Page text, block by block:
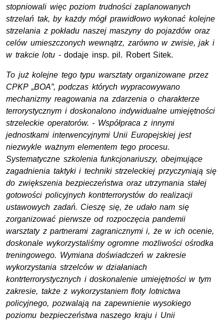
stopniowali więc poziom trudności zaplanowanych
strzelań tak, by każdy mógł prawidłowo wykonać kolejne
strzelania z pokładu naszej maszyny do pojazdów oraz
celów umieszczonych wewnątrz, zarówno w zwisie, jak i
w trakcie lotu - dodaje insp. pil. Robert Sitek.
To już kolejne tego typu warsztaty organizowane przez
CPKP „BOA”, podczas których wypracowywano
mechanizmy reagowania na zdarzenia o charakterze
terrorystycznym i doskonalono indywidualne umiejętności
strzeleckie operatorów. - Współpraca z innymi
jednostkami interwencyjnymi Unii Europejskiej jest
niezwykle ważnym elementem tego procesu.
Systematyczne szkolenia funkcjonariuszy, obejmujące
zagadnienia taktyki i techniki strzeleckiej przyczyniają się
do zwiększenia bezpieczeństwa oraz utrzymania stałej
gotowości policyjnych kontrterrorystów do realizacji
ustawowych zadań. Cieszę się, że udało nam się
zorganizować pierwsze od rozpoczęcia pandemii
warsztaty z partnerami zagranicznymi i, że w ich ocenie,
doskonale wykorzystaliśmy ogromne możliwości ośrodka
treningowego. Wymiana doświadczeń w zakresie
wykorzystania strzelców w działaniach
kontrterrorystycznych i doskonalenie umiejętności w tym
zakresie, także z wykorzystaniem floty lotnictwa
policyjnego, pozwalają na zapewnienie wysokiego
poziomu bezpieczeństwa naszego kraju i Unii